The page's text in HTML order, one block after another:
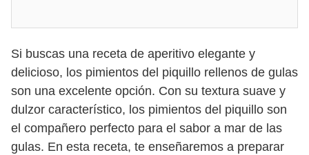
Si buscas una receta de aperitivo elegante y
delicioso, los pimientos del piquillo rellenos de gulas
son una excelente opción. Con su textura suave y
dulzor característico, los pimientos del piquillo son
el compañero perfecto para el sabor a mar de las
gulas. En esta receta, te enseñaremos a preparar